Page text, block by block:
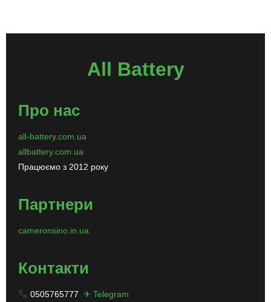
All Battery
Про нас
all-battery.com.ua
allbattery.com.ua
Працюємо з 2012 року
Партнери
cameronsino.in.ua
Контакти
0505765777 ✈ Telegram